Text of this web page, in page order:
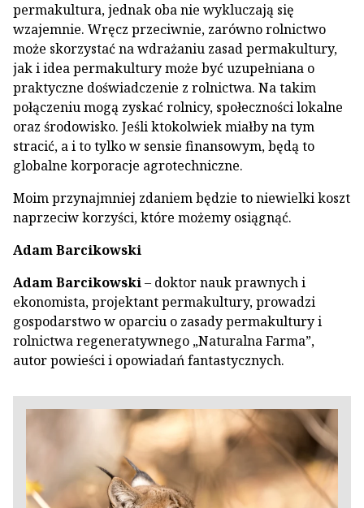
permakultura, jednak oba nie wykluczają się
wzajemnie. Wręcz przeciwnie, zarówno rolnictwo
może skorzystać na wdrażaniu zasad permakultury,
jak i idea permakultury może być uzupełniana o
praktyczne doświadczenie z rolnictwa. Na takim
połączeniu mogą zyskać rolnicy, społeczności lokalne
oraz środowisko. Jeśli ktokolwiek miałby na tym
stracić, a i to tylko w sensie finansowym, będą to
globalne korporacje agrotechniczne.
Moim przynajmniej zdaniem będzie to niewielki koszt
naprzeciw korzyści, które możemy osiągnąć.
Adam Barcikowski
Adam Barcikowski– doktor nauk prawnych i
ekonomista, projektant permakultury, prowadzi
gospodarstwo w oparciu o zasady permakultury i
rolnictwa regeneratywnego „Naturalna Farma”,
autor powieści i opowiadań fantastycznych.